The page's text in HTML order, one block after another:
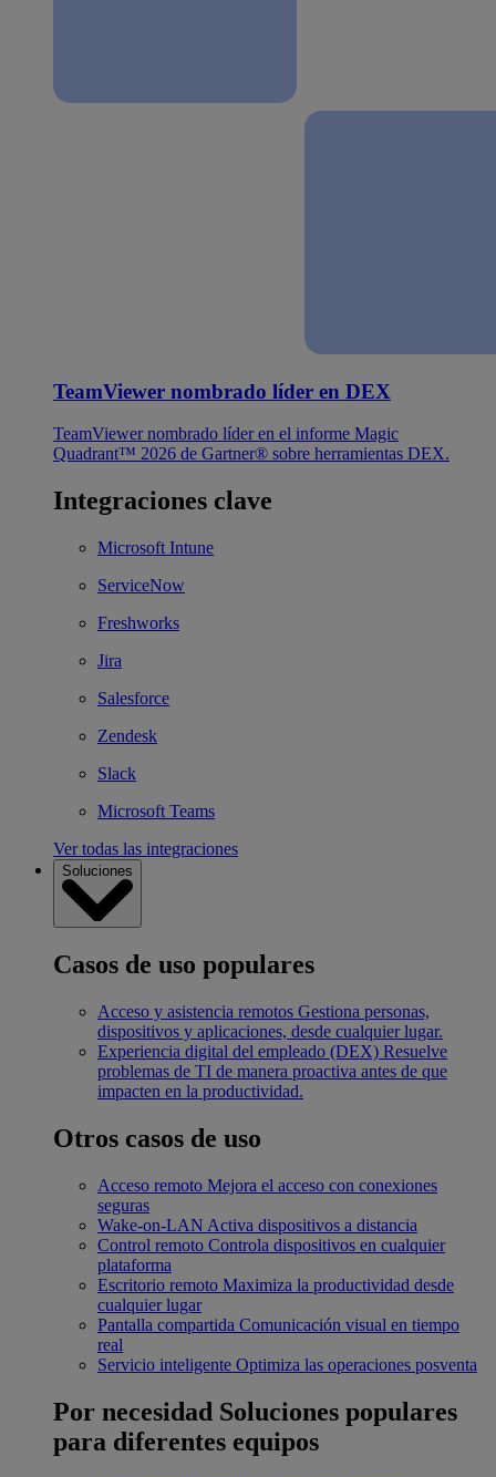
TeamViewer nombrado líder en DEX
TeamViewer nombrado líder en el informe Magic
Quadrant™ 2026 de Gartner® sobre herramientas DEX.
Integraciones clave
Microsoft Intune
ServiceNow
Freshworks
Jira
Salesforce
Zendesk
Slack
Microsoft Teams
Ver todas las integraciones
Soluciones
Casos de uso populares
Acceso y asistencia remotos Gestiona personas,
dispositivos y aplicaciones, desde cualquier lugar.
Experiencia digital del empleado (DEX) Resuelve
problemas de TI de manera proactiva antes de que
impacten en la productividad.
Otros casos de uso
Acceso remoto Mejora el acceso con conexiones
seguras
Wake-on-LAN Activa dispositivos a distancia
Control remoto Controla dispositivos en cualquier
plataforma
Escritorio remoto Maximiza la productividad desde
cualquier lugar
Pantalla compartida Comunicación visual en tiempo
real
Servicio inteligente Optimiza las operaciones posventa
Por necesidad Soluciones populares
para diferentes equipos